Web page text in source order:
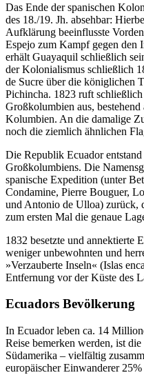
Das Ende der spanischen
des 18./19. Jh. absehbar:
Aufklärung beeinflusste
Espejo zum Kampf gegen den
erhält Guayaquil schließlich
der Kolonialismus schließlich
de Sucre über die königlichen
Pichincha. 1823 ruft
Großkolumbien aus, bestehend
Kolumbien. An die damalige
noch die ziemlich ähnlichen
Die Republik Ecuador
Großkolumbiens. Die
spanische Expedition (unter
Condamine, Pierre Bouguer,
und Antonio de Ulloa) zurück,
zum ersten Mal die genaue
1832 besetzte und annektierte
weniger unbewohnten und
»Verzauberte Inseln« (Islas
Entfernung vor der Küste des
Ecuadors Bevölkerung
In Ecuador leben ca. 14
Reise bemerken werden, ist
Südamerika – vielfältig
europäischer Einwanderer